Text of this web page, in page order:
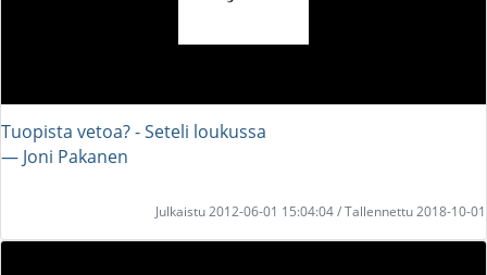
Tuopista vetoa? - Seteli loukussa
― Joni Pakanen
Julkaistu 2012-06-01 15:04:04 / Tallennettu 2018-10-01